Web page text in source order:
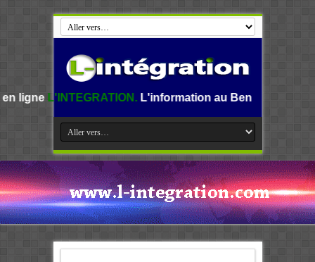
L'information au Benin, en Afrique et dans le